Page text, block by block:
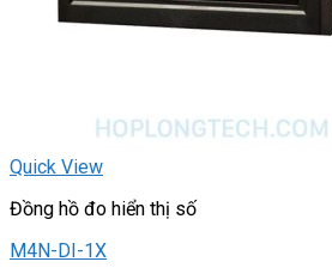
Quick View
Đồng hồ đo hiển thị số
M4N-DI-1X